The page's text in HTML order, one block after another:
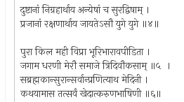
दुष्टानां निग्रहार्थाय अन्येषां च सुरद्विषाम् ।
प्रजानां रक्षणार्थाय जायतेऽसौ युगे युगे ॥४॥
पुरा किल मही विप्रा भूरिभारावपीडिता ।
जगाम धरणी मेरौ समाजे त्रिदिवौकसाम् ॥५ ।
सब्रह्मकान्सुरान्सर्वान्प्रणित्याथ मेदिनी ।
कथयामास तत्सर्वं खेदात्करुणभाषिणी ॥६॥